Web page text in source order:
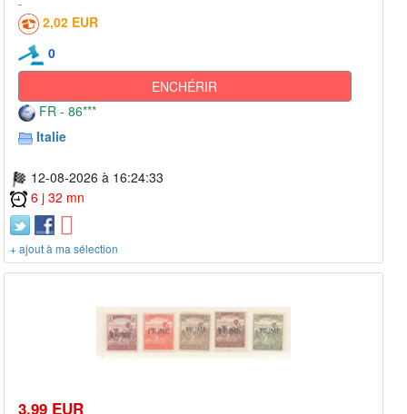
2,02 EUR
0
ENCHÉRIR
FR - 86***
Italie
12-08-2026 à 16:24:33
6 j 32 mn
+ ajout à ma sélection
3,99 EUR